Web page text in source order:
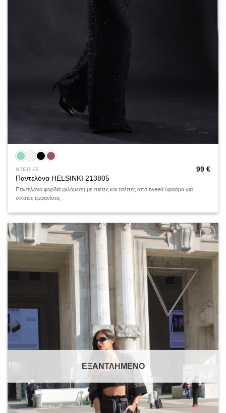
ΝΤΕΠΙΕΣ
Παντελόνα HELSINKI 213805
99 €
Παντελόνα φαρδιά ψιλόμεση με πιέτες και τσέπες από tweed ύφασμα για
σικάτες εμφανίσεις .
wishlist
ΕΞΑΝΤΛΗΜΈΝΟ